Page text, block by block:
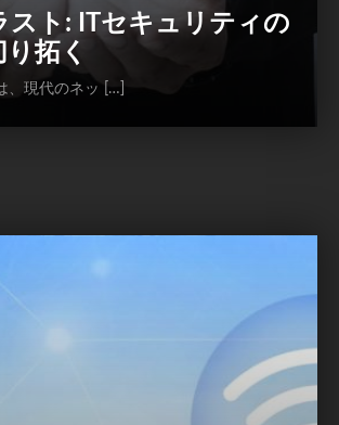
スト: ITセキュリティの
拓く
、現代のネッ […]